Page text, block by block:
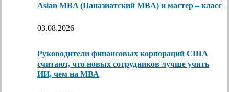
Asian MBA (Паназиатский MBA) и мастер – класс
03.08.2026
Руководители финансовых корпораций США
считают, что новых сотрудников лучше учить
ИИ, чем на МВА